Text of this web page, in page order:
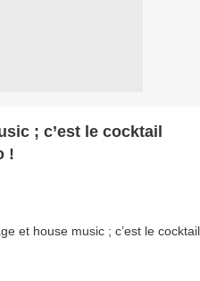
; c’est le cocktail
!